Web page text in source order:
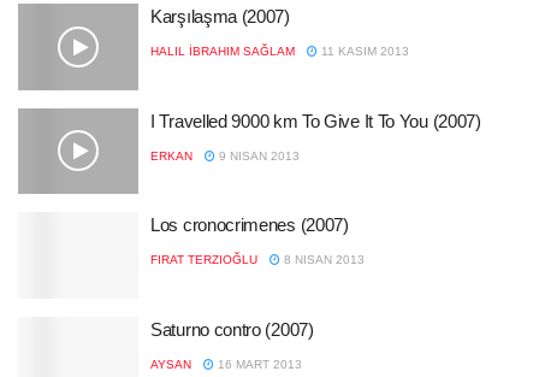
Karşılaşma (2007)
HALIL İBRAHIM SAĞLAM 11 KASIM 2013
I Travelled 9000 km To Give It To You (2007)
ERKAN 9 NISAN 2013
Los cronocrimenes (2007)
FIRAT TERZIOĞLU 8 NISAN 2013
Saturno contro (2007)
AYSAN 16 MART 2013